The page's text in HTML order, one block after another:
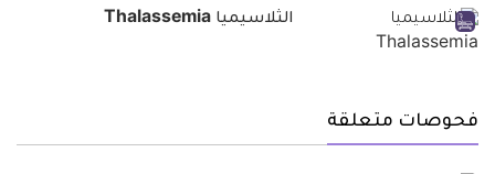
الثلاسيميا Thalassemia
فحوصات متعلقة